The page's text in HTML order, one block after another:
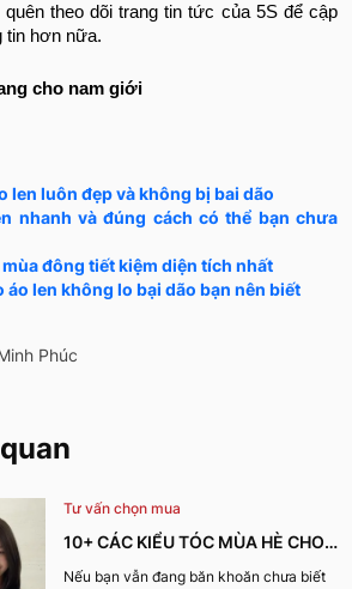
theo dõi trang tin tức của 5S để cập
tin hơn nữa.
cho nam giới
len luôn đẹp và không bị bai dão
nhanh và đúng cách có thể bạn chưa
đông tiết kiệm diện tích nhất
áo len không lo bại dão bạn nên biết
Phúc
Tư vấn chọn mua
10+ CÁC KIỂU TÓC MÙA HÈ CHO
NỮ CỰC XINH, THU HÚT NHẤT
Nếu bạn vẫn đang băn khoăn chưa biết